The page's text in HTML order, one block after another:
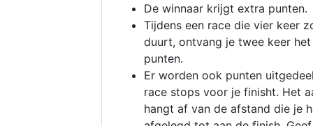
De winnaar krijgt extra punten.
Tijdens een race die vier keer
duurt, ontvang je twee keer
punten.
Er worden ook punten
race stops voor je finisht. Het
hangt af van de afstand die je